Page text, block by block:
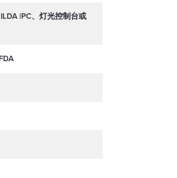
|PC、灯光控制台或